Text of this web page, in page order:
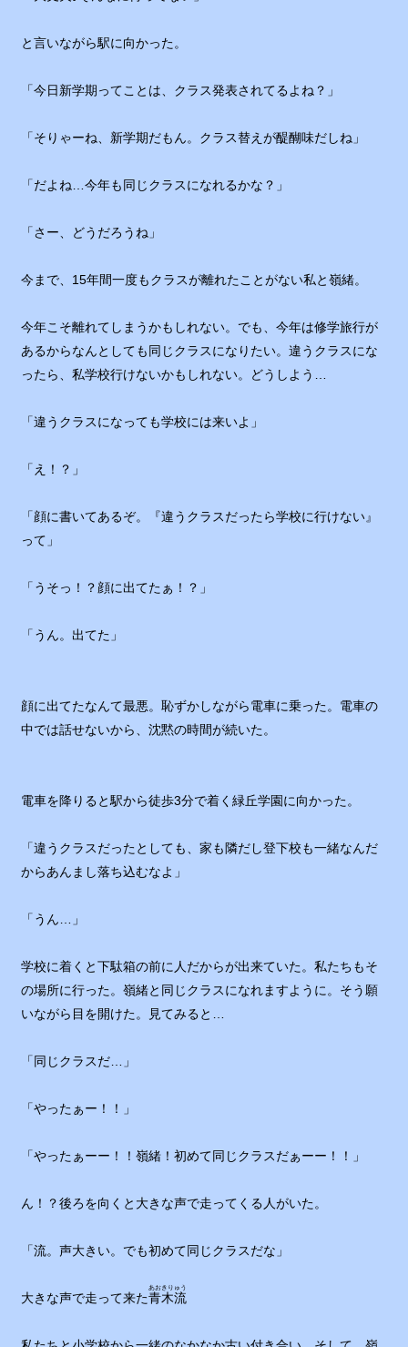
と言いながら駅に向かった。
「今日新学期ってことは、クラス発表されてるよね？」
「そりゃーね、新学期だもん。クラス替えが醍醐味だしね」
「だよね…今年も同じクラスになれるかな？」
「さー、どうだろうね」
今まで、15年間一度もクラスが離れたことがない私と嶺緒。
今年こそ離れてしまうかもしれない。でも、今年は修学旅行が
あるからなんとしても同じクラスになりたい。違うクラスにな
ったら、私学校行けないかもしれない。どうしよう…
「違うクラスになっても学校には来いよ」
「え！？」
「顔に書いてあるぞ。『違うクラスだったら学校に行けない』
って」
「うそっ！？顔に出てたぁ！？」
「うん。出てた」
顔に出てたなんて最悪。恥ずかしながら電車に乗った。電車の
中では話せないから、沈黙の時間が続いた。
電車を降りると駅から徒歩3分で着く緑丘学園に向かった。
「違うクラスだったとしても、家も隣だし登下校も一緒なんだ
からあんまし落ち込むなよ」
「うん…」
学校に着くと下駄箱の前に人だからが出来ていた。私たちもそ
の場所に行った。嶺緒と同じクラスになれますように。そう願
いながら目を開けた。見てみると…
「同じクラスだ…」
「やったぁー！！」
「やったぁーー！！嶺緒！初めて同じクラスだぁーー！！」
ん！？後ろを向くと大きな声で走ってくる人がいた。
「流。声大きい。でも初めて同じクラスだな」
大きな声で走って来た青木流
あおきりゅう